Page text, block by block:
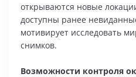
открываются новые
доступны ранее
мотивирует исследовать
снимков.
Возможности контроля